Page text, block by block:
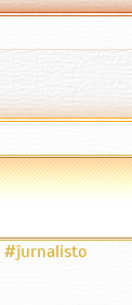
#ĵurnalisto